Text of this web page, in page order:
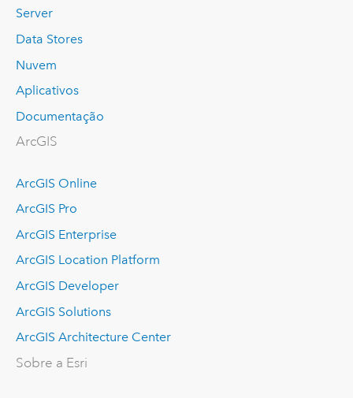
Server
Data Stores
Nuvem
Aplicativos
Documentação
ArcGIS
ArcGIS Online
ArcGIS Pro
ArcGIS Enterprise
ArcGIS Location Platform
ArcGIS Developer
ArcGIS Solutions
ArcGIS Architecture Center
Sobre a Esri